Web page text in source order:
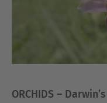
ORCHIDS –